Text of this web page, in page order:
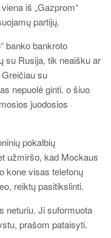
iš „Gazprom“
partijų.
banko bankroto
su Rusija, tik neaišku ar
su
nepuolė ginti. o šiuo
juodosios
pokalbių
užmiršo, kad Mockaus
kone visas telefonų
reiktų pasitikslinti.
neturiu. Ji suformuota
prašom pataisyti.